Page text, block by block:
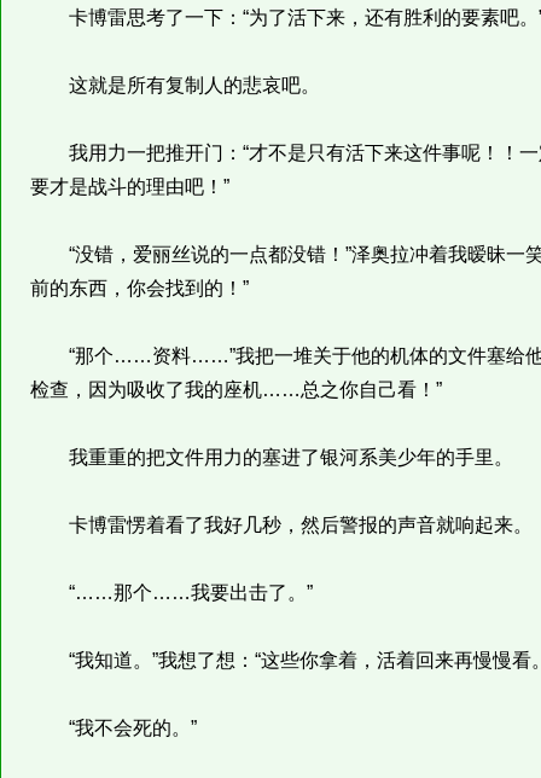
卡博雷思考了一下：“为了活下来，还有胜利的要素吧。
这就是所有复制人的悲哀吧。
我用力一把推开门：“才不是只有活下来这件事呢！！一
要才是战斗的理由吧！”
“没错，爱丽丝说的一点都没错！”泽奥拉冲着我暧昧一
前的东西，你会找到的！”
“那个……资料……”我把一堆关于他的机体的文件塞给他
检查，因为吸收了我的座机……总之你自己看！”
我重重的把文件用力的塞进了银河系美少年的手里。
卡博雷愣着看了我好几秒，然后警报的声音就响起来。
“……那个……我要出击了。”
“我知道。”我想了想：“这些你拿着，活着回来再慢慢看
“我不会死的。”